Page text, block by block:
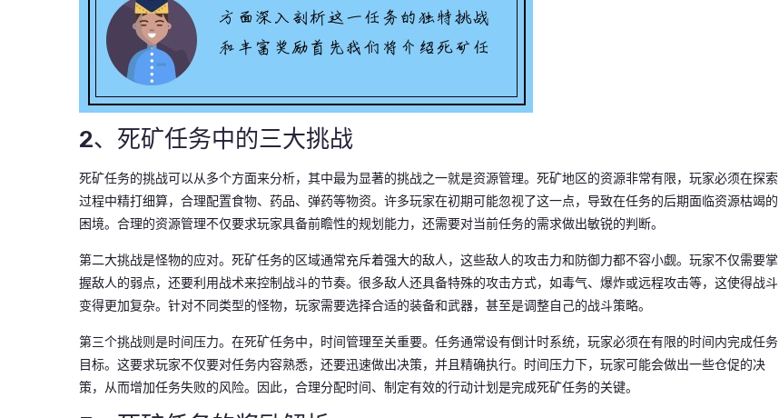
2、死矿任务中的三大挑战
死矿任务的挑战可以从多个方面来分析，其中最为显著的挑战之一就是资源管理。死矿地区的资源非常有限，玩家必须在探索
过程中精打细算，合理配置食物、药品、弹药等物资。许多玩家在初期可能忽视了这一点，导致在任务的后期面临资源枯竭的
困境。合理的资源管理不仅要求玩家具备前瞻性的规划能力，还需要对当前任务的需求做出敏锐的判断。
第二大挑战是怪物的应对。死矿任务的区域通常充斥着强大的敌人，这些敌人的攻击力和防御力都不容小觑。玩家不仅需要掌
握敌人的弱点，还要利用战术来控制战斗的节奏。很多敌人还具备特殊的攻击方式，如毒气、爆炸或远程攻击等，这使得战斗
变得更加复杂。针对不同类型的怪物，玩家需要选择合适的装备和武器，甚至是调整自己的战斗策略。
第三个挑战则是时间压力。在死矿任务中，时间管理至关重要。任务通常设有倒计时系统，玩家必须在有限的时间内完成任务
目标。这要求玩家不仅要对任务内容熟悉，还要迅速做出决策，并且精确执行。时间压力下，玩家可能会做出一些仓促的决
策，从而增加任务失败的风险。因此，合理分配时间、制定有效的行动计划是完成死矿任务的关键。